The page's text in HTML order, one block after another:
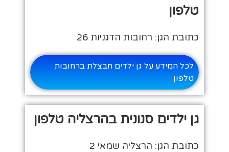
טלפון
כתובת הגן: רחובות הדגניות 26
לכל המידע על גן ילדים חבצלת ברחובות
טלפון
גן ילדים סנונית בהרצליה טלפון
כתובת הגן: הרצליה שמאי 2